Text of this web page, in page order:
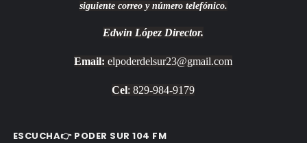
siguiente correo y número telefónico.
Edwin López Director.
Email: elpoderdelsur23@gmail.com
Cel: 829-984-9179
ESCUCHA👉 PODER SUR 104 FM